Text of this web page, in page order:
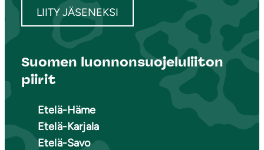
LIITY JÄSENEKSI
Suomen luonnonsuojeluliiton
piirit
Etelä-Häme
Etelä-Karjala
Etelä-Savo